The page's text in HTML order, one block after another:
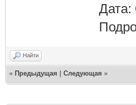
Дата:
Найти
« Предыдущая Следующая »